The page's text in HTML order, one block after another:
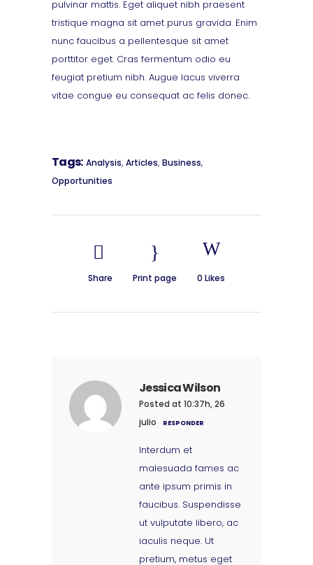
pulvinar mattis. Eget aliquet nibh praesent
tristique magna sit amet purus gravida. Enim
nunc faucibus a pellentesque sit amet
porttitor eget. Cras fermentum odio eu
feugiat pretium nibh. Augue lacus viverra
vitae congue eu consequat ac felis donec.
Tags: Analysis, Articles, Business,
Opportunities
Share Print page 0 Likes
Jessica Wilson
Posted at 10:37h, 26
julio
RESPONDER
Interdum et
malesuada fames ac
ante ipsum primis in
faucibus. Suspendisse
ut vulputate libero, ac
iaculis neque. Ut
pretium, metus eget